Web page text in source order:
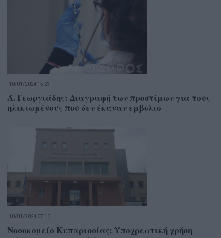
10/01/2024 15:23
Ά. Γεωργιάδης: Διαγραφή των προστίμων για τους
ηλικιωμένους που δεν έκαναν εμβόλιο
10/01/2024 07:10
Νοσοκομείο Κυπαρισσίας: Υποχρεωτική χρήση